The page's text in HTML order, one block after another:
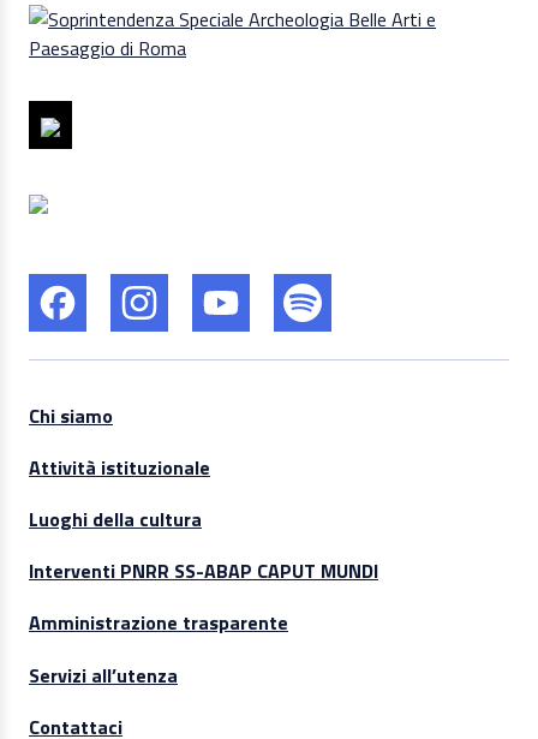
Chi siamo
Attività istituzionale
Luoghi della cultura
Interventi PNRR SS-ABAP CAPUT MUNDI
Amministrazione trasparente
Servizi all’utenza
Contattaci